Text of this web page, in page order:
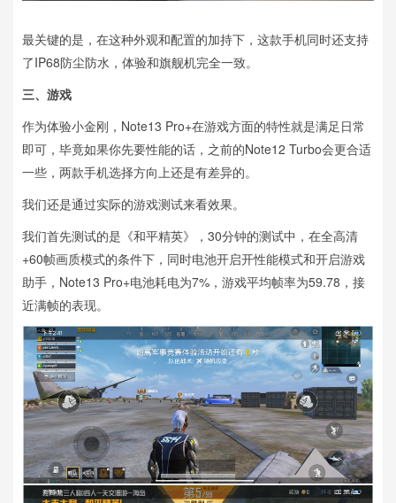
最关键的是，在这种外观和配置的加持下，这款手机同时还支持
了IP68防尘防水，体验和旗舰机完全一致。
三、游戏
作为体验小金刚，Note13 Pro+在游戏方面的特性就是满足日常
即可，毕竟如果你先要性能的话，之前的Note12 Turbo会更合适
一些，两款手机选择方向上还是有差异的。
我们还是通过实际的游戏测试来看效果。
我们首先测试的是《和平精英》，30分钟的测试中，在全高清
+60帧画质模式的条件下，同时电池开启开性能模式和开启游戏
助手，Note13 Pro+电池耗电为7%，游戏平均帧率为59.78，接
近满帧的表现。